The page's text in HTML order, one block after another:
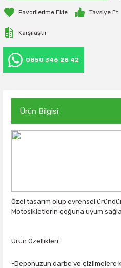
Tavsiye Et
Karşılaştır
0850 346 28 42
Ürün Bilgisi
Özel tasarım olup evrensel
Motosikletlerin çoğuna uyum
Ürün Özellikleri
-Deponuzun darbe ve çizilmelere